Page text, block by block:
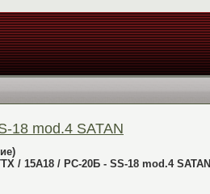
mod.4 SATAN
/ 15А18 / РС-20Б - SS-18 mod.4 SATAN